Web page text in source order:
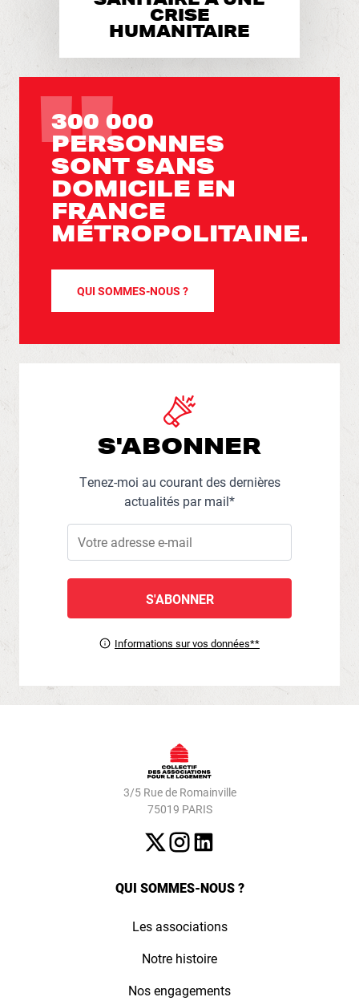
CRISE
HUMANITAIRE
300 000
PERSONNES
SONT SANS
DOMICILE EN
FRANCE
MÉTROPOLITAINE.
QUI SOMMES-NOUS ?
S'ABONNER
Tenez-moi au courant des dernières
actualités par mail*
Informations sur vos données**
3/5 Rue de Romainville
75019 PARIS
QUI SOMMES-NOUS ?
Les associations
Notre histoire
Nos engagements